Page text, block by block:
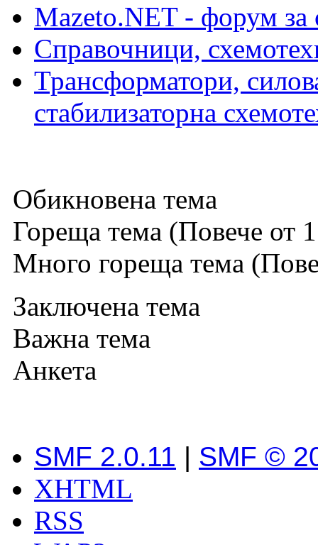
Mazeto.NET - форум за
Справочници,
Трансформатори,
стабилизаторна
Обикновена тема
Гореща тема (Повече от
Много гореща тема
Заключена тема
Важна тема
Анкета
SMF 2.0.11 | SMF ©
XHTML
RSS